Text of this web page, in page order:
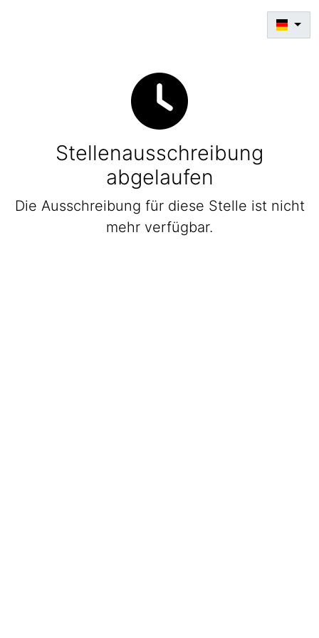
Stellenausschreibung
abgelaufen
Die Ausschreibung für diese Stelle ist nicht
mehr verfügbar.